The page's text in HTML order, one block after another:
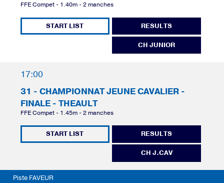
FFE Compet - 1.40m - 2 manches
START LIST RESULTS
CH JUNIOR
17:00
31 - CHAMPIONNAT JEUNE CAVALIER -
FINALE - THEAULT
FFE Compet - 1.45m - 2 manches
START LIST RESULTS
CH J.CAV
Piste FAVEUR